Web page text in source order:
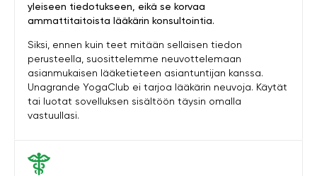
yleiseen tiedotukseen, eikä se korvaa
ammattitaitoista lääkärin konsultointia.
Siksi, ennen kuin teet mitään sellaisen tiedon
perusteella, suosittelemme neuvottelemaan
asianmukaisen lääketieteen asiantuntijan kanssa.
Unagrande YogaClub ei tarjoa lääkärin neuvoja. Käytät
tai luotat sovelluksen sisältöön täysin omalla
vastuullasi.